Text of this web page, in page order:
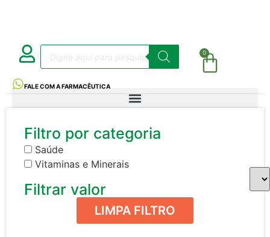
0
FALE COM A FARMACÊUTICA
Filtro por categoria
Saúde
Vitaminas e Minerais
Filtrar valor
LIMPA FILTRO